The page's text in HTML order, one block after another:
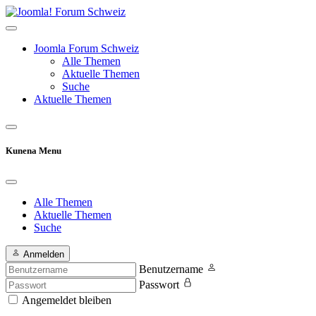
Joomla Forum Schweiz
Alle Themen
Aktuelle Themen
Suche
Aktuelle Themen
Kunena Menu
Alle Themen
Aktuelle Themen
Suche
Anmelden
Benutzername
Passwort
Angemeldet bleiben